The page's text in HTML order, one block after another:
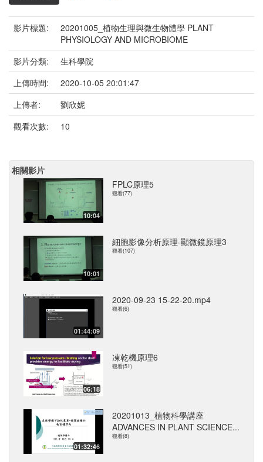
影片標題:
20201005_植物生理與微生物體學 PLANT
PHYSIOLOGY AND MICROBIOME
影片分類:
生科學院
上傳時間:
2020-10-05 20:01:47
上傳者:
劉欣妮
觀看次數:
10
相關影片
10:04
FPLC原理5
觀看(77)
10:01
細胞影像分析原理-顯微鏡原理3
觀看(107)
01:44:09
2020-09-23 15-22-20.mp4
觀看(6)
06:18
凍乾機原理6
觀看(51)
01:32:46
20201013_植物科學講座
ADVANCES IN PLANT SCIENCE...
觀看(8)